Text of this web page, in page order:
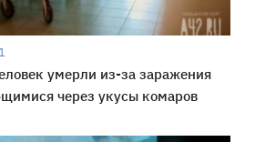
умерли из-за заражения
через укусы комаров